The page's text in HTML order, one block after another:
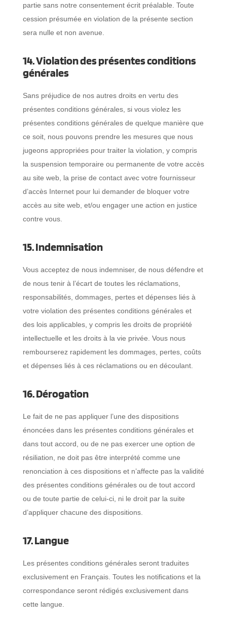
partie sans notre consentement écrit préalable. Toute
cession présumée en violation de la présente section
sera nulle et non avenue.
14. Violation des présentes conditions
générales
Sans préjudice de nos autres droits en vertu des
présentes conditions générales, si vous violez les
présentes conditions générales de quelque manière que
ce soit, nous pouvons prendre les mesures que nous
jugeons appropriées pour traiter la violation, y compris
la suspension temporaire ou permanente de votre accès
au site web, la prise de contact avec votre fournisseur
d’accès Internet pour lui demander de bloquer votre
accès au site web, et/ou engager une action en justice
contre vous.
15. Indemnisation
Vous acceptez de nous indemniser, de nous défendre et
de nous tenir à l’écart de toutes les réclamations,
responsabilités, dommages, pertes et dépenses liés à
votre violation des présentes conditions générales et
des lois applicables, y compris les droits de propriété
intellectuelle et les droits à la vie privée. Vous nous
rembourserez rapidement les dommages, pertes, coûts
et dépenses liés à ces réclamations ou en découlant.
16. Dérogation
Le fait de ne pas appliquer l’une des dispositions
énoncées dans les présentes conditions générales et
dans tout accord, ou de ne pas exercer une option de
résiliation, ne doit pas être interprété comme une
renonciation à ces dispositions et n’affecte pas la validité
des présentes conditions générales ou de tout accord
ou de toute partie de celui-ci, ni le droit par la suite
d’appliquer chacune des dispositions.
17. Langue
Les présentes conditions générales seront traduites
exclusivement en Français. Toutes les notifications et la
correspondance seront rédigés exclusivement dans
cette langue.